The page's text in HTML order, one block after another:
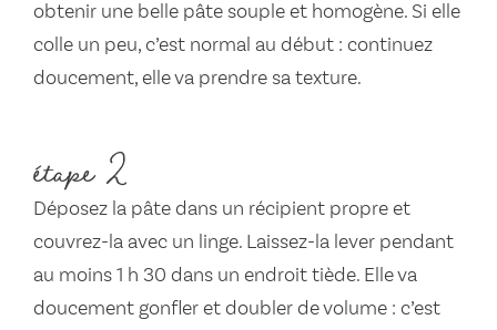
obtenir une belle pâte souple et homogène. Si elle
colle un peu, c’est normal au début : continuez
doucement, elle va prendre sa texture.
étape 2
Déposez la pâte dans un récipient propre et
couvrez-la avec un linge. Laissez-la lever pendant
au moins 1 h 30 dans un endroit tiède. Elle va
doucement gonfler et doubler de volume : c’est